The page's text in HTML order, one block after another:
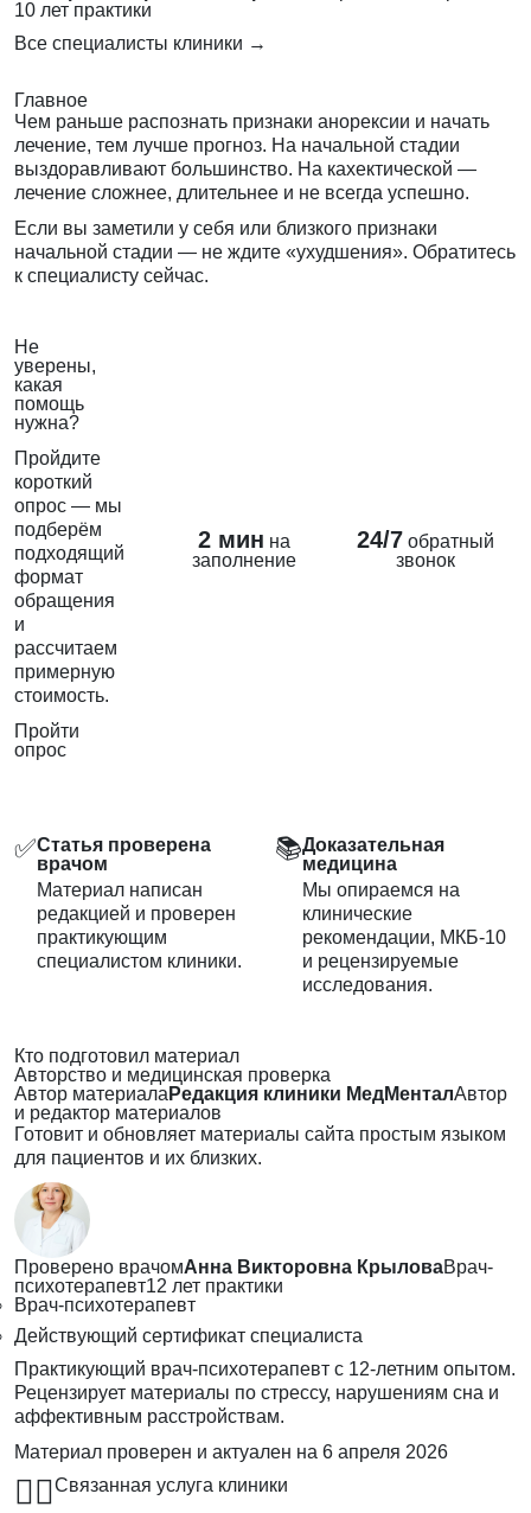
10 лет практики
Все специалисты клиники →
Главное
Чем раньше распознать признаки анорексии и начать
лечение, тем лучше прогноз. На начальной стадии
выздоравливают большинство. На кахектической —
лечение сложнее, длительнее и не всегда успешно.
Если вы заметили у себя или близкого признаки
начальной стадии — не ждите «ухудшения». Обратитесь
к специалисту сейчас.
Не
уверены,
какая
помощь
нужна?
Пройдите
короткий
опрос — мы
подберём
подходящий
формат
обращения
и
рассчитаем
примерную
стоимость.
Пройти
опрос
2 мин на
заполнение
24/7 обратный
звонок
✅Статья проверена
врачом
Материал написан
редакцией и проверен
практикующим
специалистом клиники.
📚Доказательная
медицина
Мы опираемся на
клинические
рекомендации, МКБ-10
и рецензируемые
исследования.
Кто подготовил материал
Авторство и медицинская проверка
Автор материала Редакция клиники МедМенталАвтор
и редактор материалов
Готовит и обновляет материалы сайта простым языком
для пациентов и их близких.
Проверено врачомАнна Викторовна КрыловаВрач-
психотерапевт12 лет практики
Врач-психотерапевт
Действующий сертификат специалиста
Практикующий врач-психотерапевт с 12-летним опытом.
Рецензирует материалы по стрессу, нарушениям сна и
аффективным расстройствам.
Материал проверен и актуален на 6 апреля 2026
👨‍⚕️Связанная услуга клиники